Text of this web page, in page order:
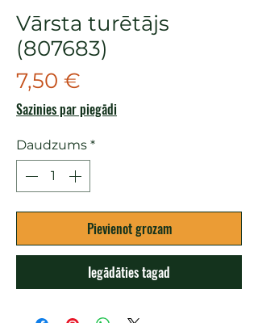
Vārsta turētājs
(807683)
7,50 €
Sazinies par piegādi
Daudzums *
Pievienot grozam
Iegādāties tagad